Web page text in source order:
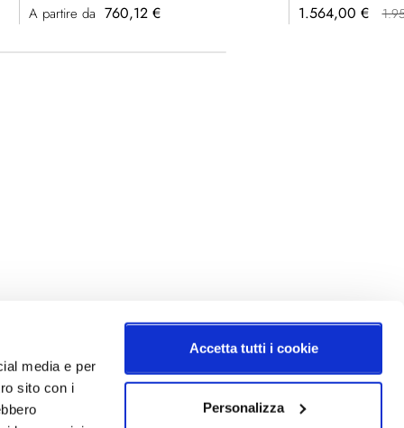
media e per
sito con i
Accetta tutti i cookie
Personalizza
A partire da 760,12 €
Prezzo
1.564,00 €